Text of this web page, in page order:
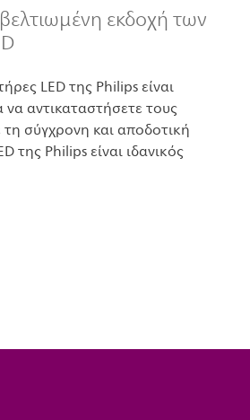
εκδοχή των
LED της Philips είναι
αντικαταστήσετε τους
σύγχρονη και αποδοτική
της Philips είναι ιδανικός